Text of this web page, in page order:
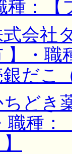
種：【
会社
】・
だこ
ちど
職種